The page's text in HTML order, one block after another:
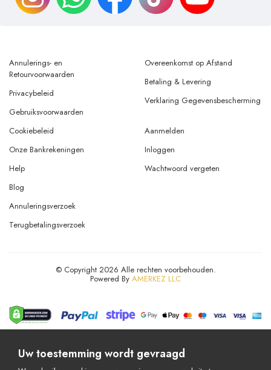
Annulerings- en
Retourvoorwaarden
Privacybeleid
Gebruiksvoorwaarden
Overeenkomst op Afstand
Betaling & Levering
Verklaring Gegevensbescherming
Cookiebeleid
Onze Bankrekeningen
Help
Aanmelden
Inloggen
Wachtwoord vergeten
Blog
Annuleringsverzoek
Terugbetalingsverzoek
© Copyright 2026 Alle rechten voorbehouden.
Powered By AMERKEZ LLC
Uw toestemming wordt gevraagd